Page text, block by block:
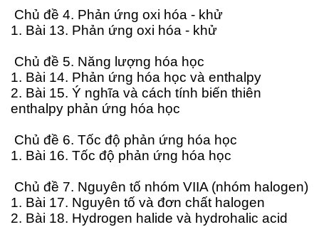
Chủ đề 4. Phản ứng oxi hóa - khử
1. Bài 13. Phản ứng oxi hóa - khử
Chủ đề 5. Năng lượng hóa học
1. Bài 14. Phản ứng hóa học và enthalpy
2. Bài 15. Ý nghĩa và cách tính biến thiên
enthalpy phản ứng hóa học
Chủ đề 6. Tốc độ phản ứng hóa học
1. Bài 16. Tốc độ phản ứng hóa học
Chủ đề 7. Nguyên tố nhóm VIIA (nhóm halogen)
1. Bài 17. Nguyên tố và đơn chất halogen
2. Bài 18. Hydrogen halide và hydrohalic acid